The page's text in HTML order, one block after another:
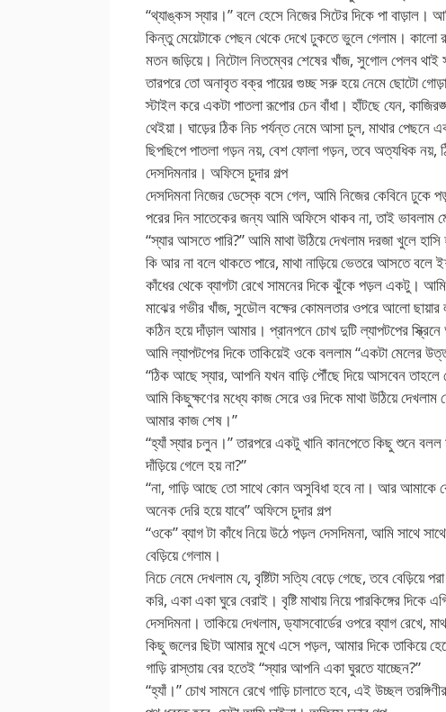
“থ্যাঙ্কস স্যার।” বলে হেসে নিজের সিটের দিকে পা বাড়াল।
কিন্তু মেয়েটাকে পেছন থেকে দেখে ঢুকতে ভুলে গেলাম। কালো
মতন জড়িয়ে। নিটোল নিতম্বের শেষের খাঁজ, সুগোল পেলব
তারপরে তো অনাবৃত বক্র পায়ের গুচ্ছ সরু হয়ে নেমে ছোটো
স্টাইল করে একটা পাতলা রূপোর চেন বাঁধা। হাঁটছে যেন,
থেইয়া। ঘাড়ের ঠিক নিচ পর্যন্ত নেমে আসা চুল, মাথার পেছনে
ছিপছিপে পাতলা গড়ন নয়, বেশ ফোলা গড়ন, তবে অত্যধিক নয়,
দেসদিমনার। অফিসে চুদার গল্প
দেসদিমনা নিজের ডেস্কে বসে গেল, আমি নিজের কেবিনে
পরের দিন সাতেকের জন্য আমি অফিসে থাকব না, তাই ভাবলাম
“স্যার আসতে পারি?” আমি মাথা উঠিয়ে দেখলাম দরজা খুলে
কি আর না বলে থাকতে পারে, মাথা নাড়িয়ে ভেতরে আসতে বলে
কাঁধের থেকে ব্যাগটা রেখে সামনের দিকে ঝুঁকে পড়ল একটু।
মাঝের গভীর খাঁজ, সুডৌল বক্ষের কোমলতার ওপরে আলো
কঠিন হয়ে দাঁড়াল আমার। প্রানপনে চোখ দুটি ল্যাপটপের
আমি ল্যাপটপের দিকে তাকিয়েই ওকে বললাম “একটা মেলের
“ঠিক আছে স্যার, আপনি যখন বাড়ি পৌঁছে দিয়ে আসবেন
আমি কিছুক্ষণের মধ্যে কাজ সেরে ওর দিকে মাথা উঠিয়ে
আমার কাজ শেষ।”
“হ্যাঁ স্যার চলুন।” তারপরে একটু খানি কানপেতে কিছু শুনে বলল
দাঁড়িয়ে গেলে হয় না?”
“না, গাড়ি আছে তো সাথে কোন অসুবিধা হবে না। আর আমাকে
অনেক দেরি হয়ে যাবে” অফিসে চুদার গল্প
“ওকে” ব্যাগ টা কাঁধে নিয়ে উঠে পড়ল দেসদিমনা, আমি সাথে
বেড়িয়ে গেলাম।
নিচে নেমে দেখলাম যে, বৃষ্টিটা সত্যি বেড়ে গেছে, তবে
করি, একা একা ঘুরে বেরাই। বৃষ্টি মাথায় নিয়ে পারকিঙ্গের দিকে
দেসদিমনা। তাকিয়ে দেখলাম, ড্যাসবোর্ডের ওপরে ব্যাগ রেখে,
কিছু জলের ছিটা আমার মুখে এসে পড়ল, আমার দিকে তাকিয়ে
গাড়ি রাস্তায় বের হতেই “স্যার আপনি একা ঘুরতে যাচ্ছেন?”
“হ্যাঁ।” চোখ সামনে রেখে গাড়ি চালাতে হবে, এই উচ্ছল